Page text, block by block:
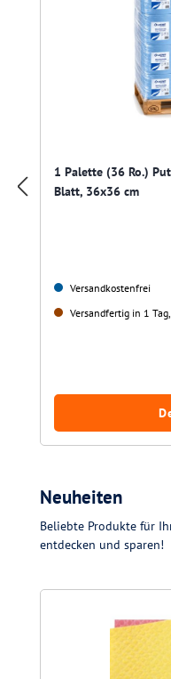
1 Palette (36 Ro.)
Blatt, 36x36 cm
Versandkostenfrei
Versandfertig in 1
Neuheiten
Beliebte Produkte für
entdecken und sparen!
Produktgalerie